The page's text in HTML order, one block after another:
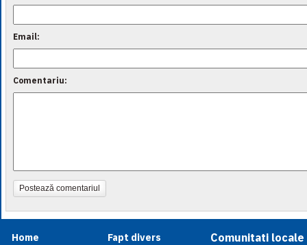
Email:
Comentariu:
Postează comentariul
Home
Fapt divers
Comunitati locale